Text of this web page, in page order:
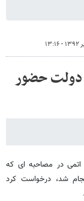
دولت حضور
اتمی در مصاحبه ای که
شد، درخواست کرد